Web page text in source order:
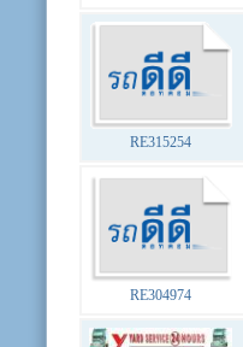
RE315254
RE304974